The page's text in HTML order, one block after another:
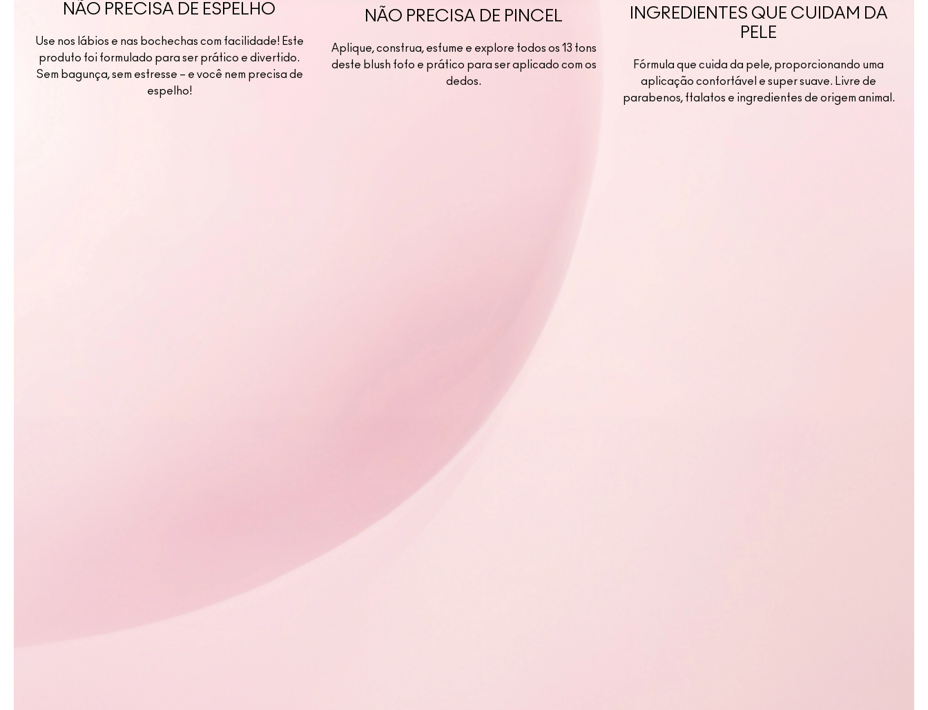
NÃO PRECISA DE ESPELHO
Use nos lábios e nas bochechas com facilidade! Este
produto foi formulado para ser prático e divertido.
Sem bagunça, sem estresse – e você nem precisa de
espelho!
NÃO PRECISA DE PINCEL
Aplique, construa, esfume e explore todos os 13 tons
deste blush fofo e prático para ser aplicado com os
dedos.
INGREDIENTES QUE CUIDAM DA
PELE
Fórmula que cuida da pele, proporcionando uma
aplicação confortável e super suave. Livre de
parabenos, ftalatos e ingredientes de origem animal.